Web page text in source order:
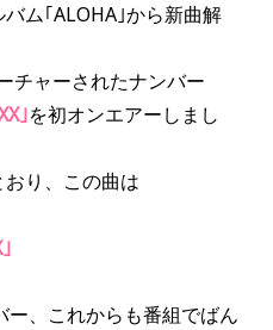
ム｢ALOHA｣から新曲解
チャーされたナンバー
｣を初オンエアーしまし
り、この曲は
ー、これからも番組でばん